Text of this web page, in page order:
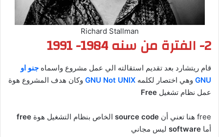
Richard Stallman
2- الفترة من سنه 1984- 1991
قام ريتشارد بعد تقديم استقالته الي عمل مشروع واسماه جنو او
GNU وهي اختصار لكلمه GNU Not UNIX وكان هدف المشروع هوة
عمل نظام تشغيل Free
free هنا تعني أن source code الخاص بنظام التشغيل هوة free
أما software ليس مجاني